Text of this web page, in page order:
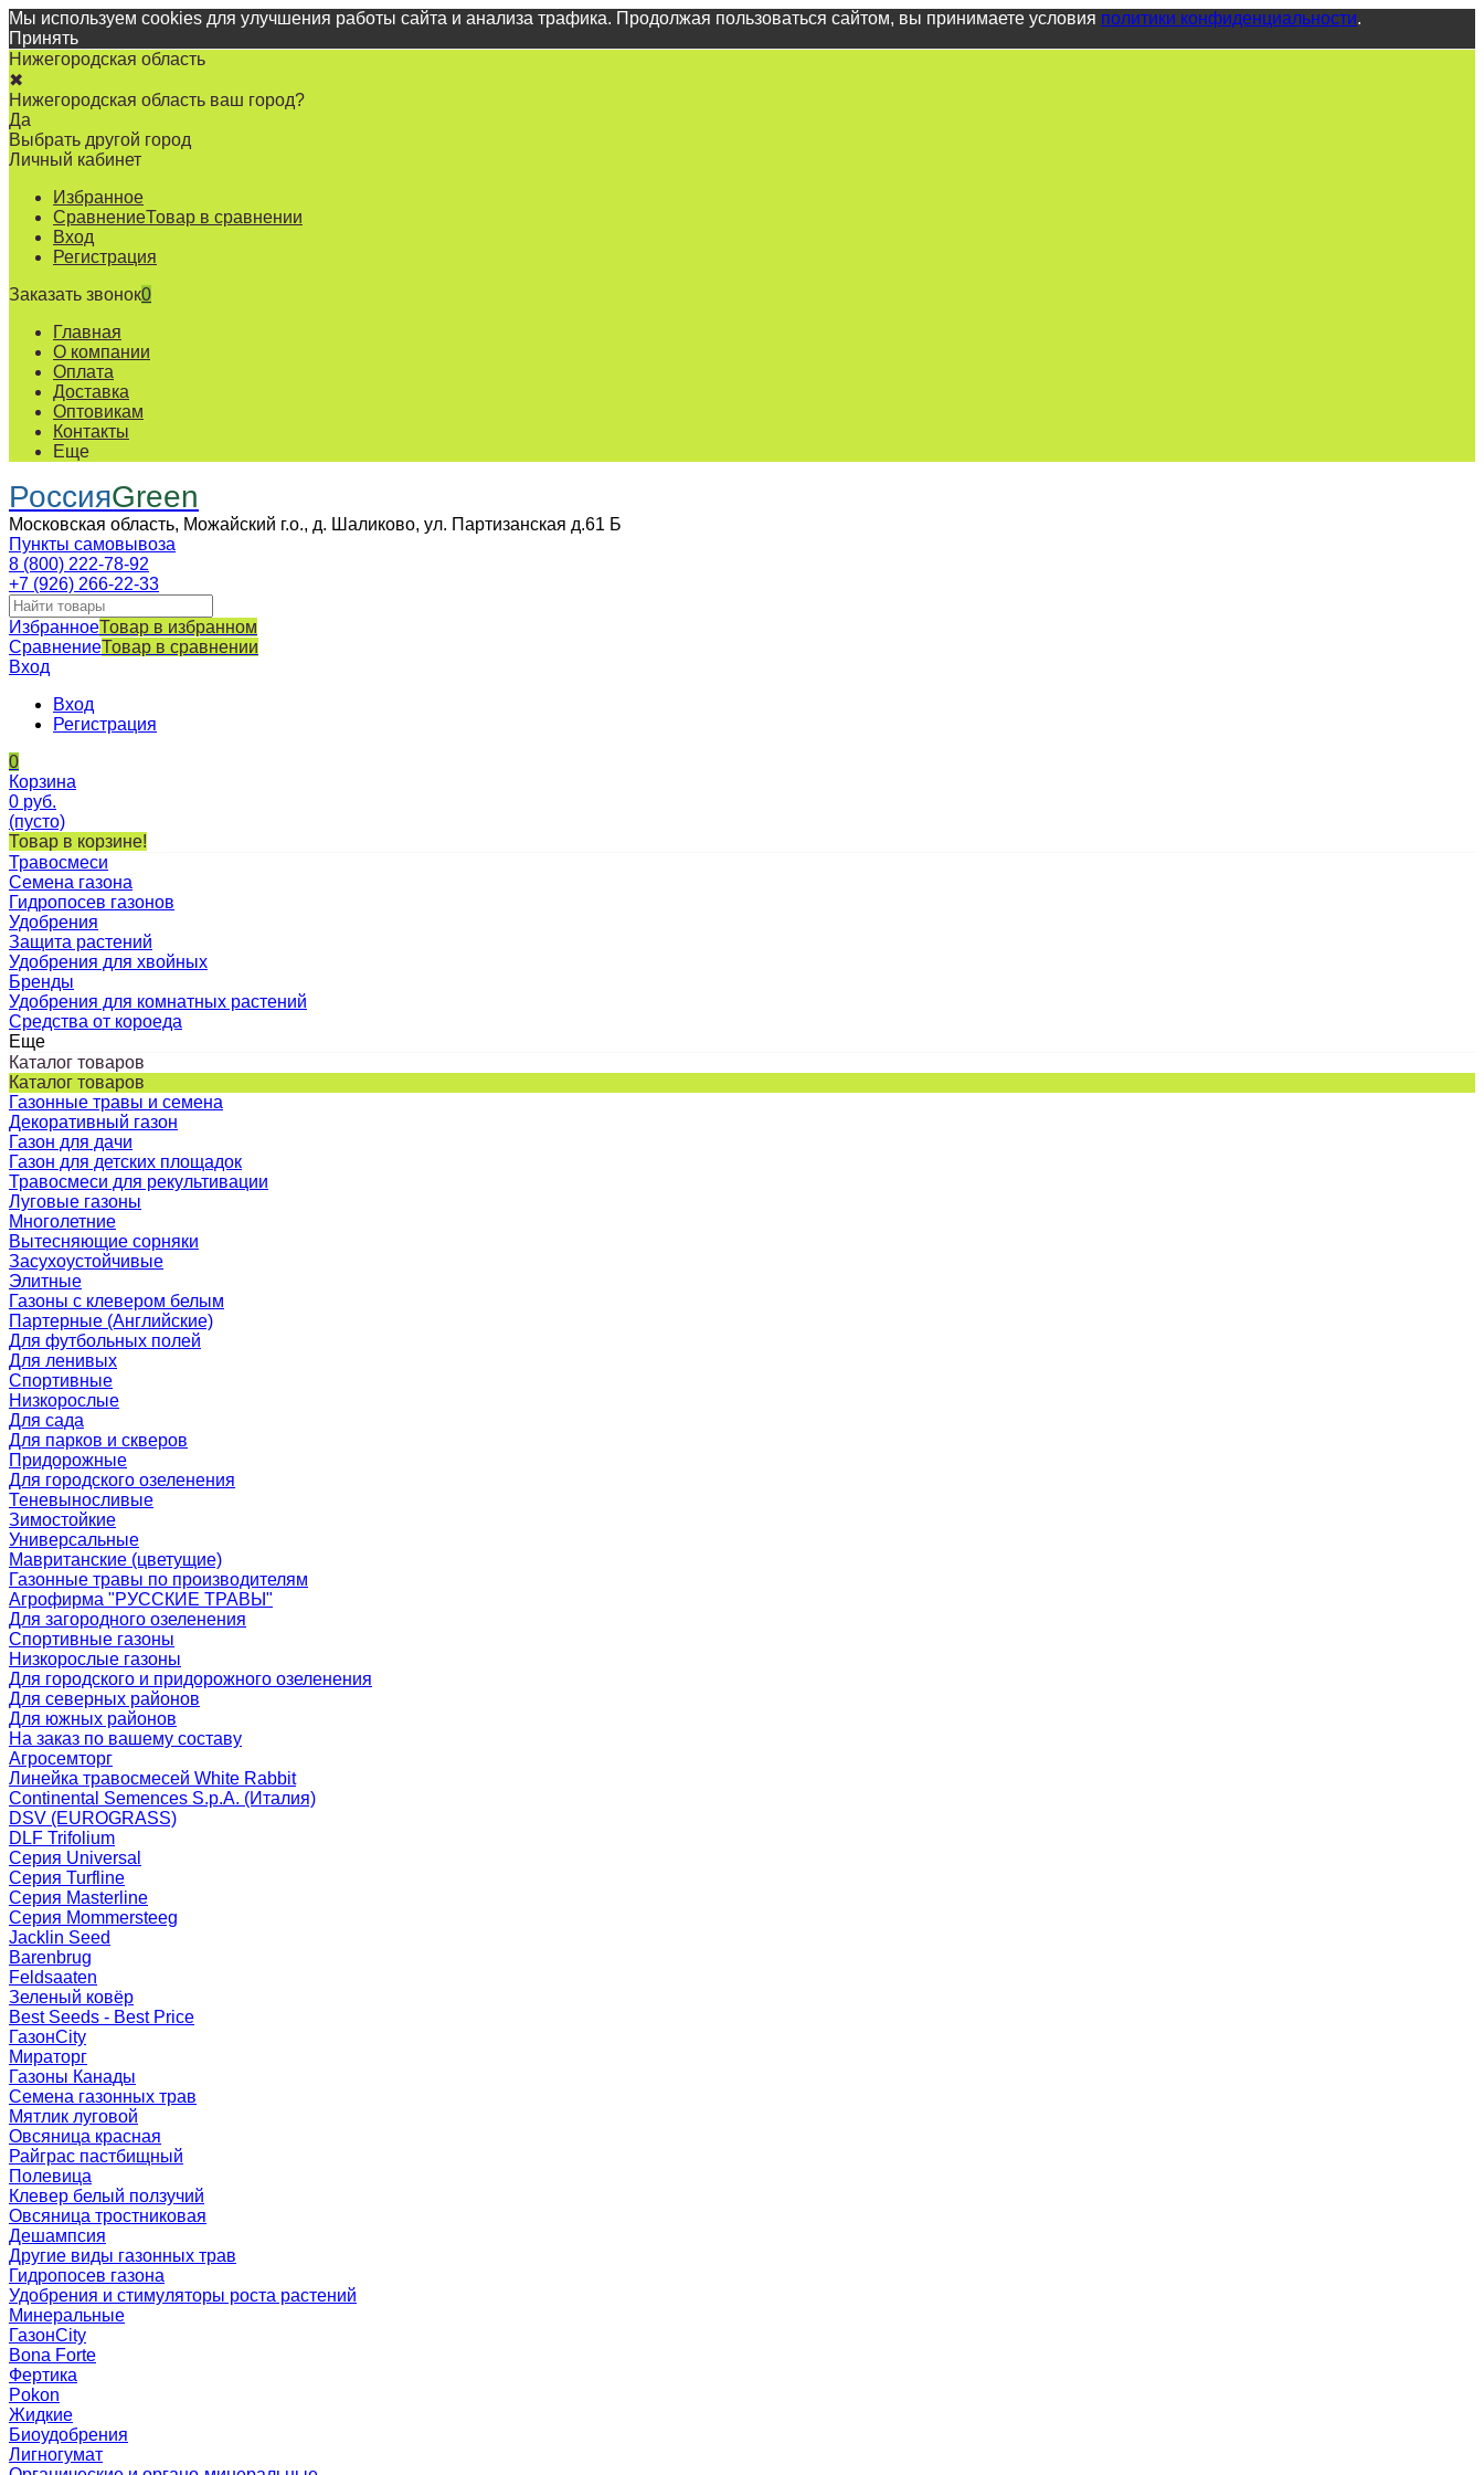
Мы используем cookies для улучшения работы сайта и анализа трафика. Продолжая пользоваться сайтом, вы принимаете условия политики конфиденциальности.
Принять
Нижегородская область
✖
Нижегородская область ваш город?
Да
Выбрать другой город
Личный кабинет
Избранное
СравнениеТовар в сравнении
Вход
Регистрация
Заказать звонок0
Главная
О компании
Оплата
Доставка
Оптовикам
Контакты
Еще
РоссияGreen
Московская область, Можайский г.о., д. Шаликово, ул. Партизанская д.61 Б
Пункты самовывоза
8 (800) 222-78-92
+7 (926) 266-22-33
ИзбранноеТовар в избранном
СравнениеТовар в сравнении
Вход
Вход
Регистрация
0
Корзина
0 руб.
(пусто)
Товар в корзине!
Травосмеси
Семена газона
Гидропосев газонов
Удобрения
Защита растений
Удобрения для хвойных
Бренды
Удобрения для комнатных растений
Средства от короеда
Еще
Каталог товаров
Каталог товаров
Газонные травы и семена
Декоративный газон
Газон для дачи
Газон для детских площадок
Травосмеси для рекультивации
Луговые газоны
Многолетние
Вытесняющие сорняки
Засухоустойчивые
Элитные
Газоны с клевером белым
Партерные (Английские)
Для футбольных полей
Для ленивых
Спортивные
Низкорослые
Для сада
Для парков и скверов
Придорожные
Для городского озеленения
Теневыносливые
Зимостойкие
Универсальные
Мавританские (цветущие)
Газонные травы по производителям
Агрофирма "РУССКИЕ ТРАВЫ"
Для загородного озеленения
Спортивные газоны
Низкорослые газоны
Для городского и придорожного озеленения
Для северных районов
Для южных районов
На заказ по вашему составу
Агросемторг
Линейка травосмесей White Rabbit
Continental Semences S.p.A. (Италия)
DSV (EUROGRASS)
DLF Trifolium
Серия Universal
Серия Turfline
Серия Masterline
Серия Mommersteeg
Jacklin Seed
Barenbrug
Feldsaaten
Зеленый ковёр
Best Seeds - Best Price
ГазонCity
Мираторг
Газоны Канады
Семена газонных трав
Мятлик луговой
Овсяница красная
Райграс пастбищный
Полевица
Клевер белый ползучий
Овсяница тростниковая
Дешампсия
Другие виды газонных трав
Гидропосев газона
Удобрения и стимуляторы роста растений
Минеральные
ГазонCity
Bona Forte
Фертика
Pokon
Жидкие
Биоудобрения
Лигногумат